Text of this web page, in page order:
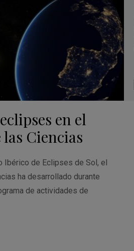
en el
Ciencias
Ibérico de Eclipses de Sol, el
ha desarrollado durante
de actividades de